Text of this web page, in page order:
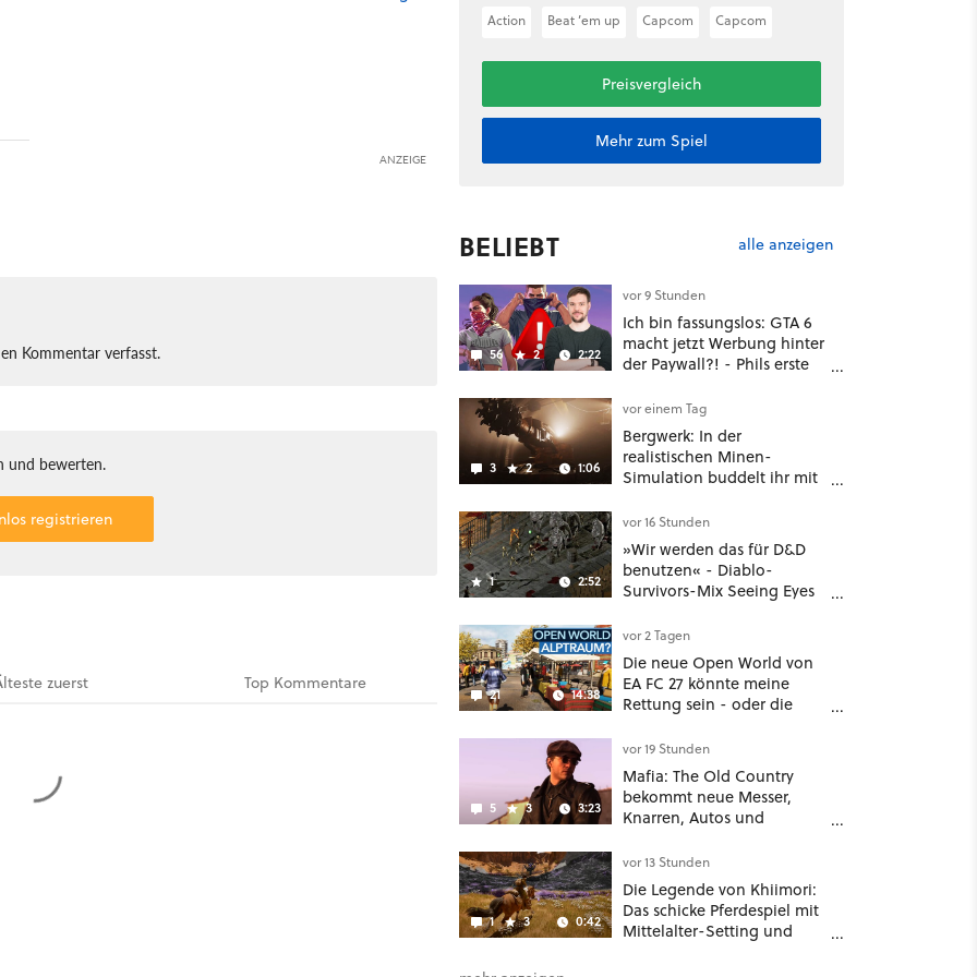
ANZEIGE
Kommentar verfasst.
und bewerten.
registrieren
zuerst Top Kommentare
Action Beat ’em up Capcom Capcom
Preisvergleich
Mehr zum Spiel
BELIEBT alle anzeigen
56 2 2:22
vor 9 Stunden
Ich bin fassungslos: GTA 6
macht jetzt Werbung hinter
der Paywall?! - Phils erste
Deal
3 2 1:06
vor einem Tag
Bergwerk: In der
realistischen Minen-
Simulation buddelt ihr mit
möglichst vorsichtig Kohle
aus
1 2:52
vor 16 Stunden
»Wir werden das für D&D
benutzen« - Diablo-
Survivors-Mix Seeing Eyes
nützliches Map-Tool
21 14:38
vor 2 Tagen
Die neue Open World von
EA FC 27 könnte meine
Rettung sein - oder die
5 3 3:23
vor 19 Stunden
Mafia: The Old Country
bekommt neue Messer,
Knarren, Autos und
hat mehr dabei als nur
Story
1 3 0:42
vor 13 Stunden
Die Legende von Khiimori:
Das schicke Pferdespiel mit
Mittelalter-Setting und